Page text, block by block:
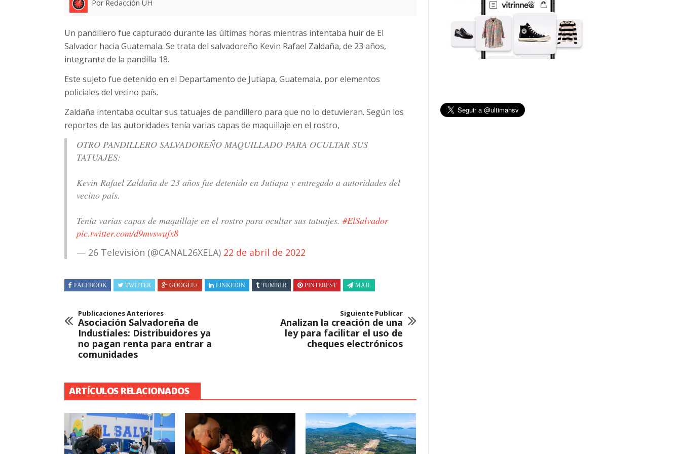
Por Redacción UH
Un pandillero fue capturado durante las últimas horas mientras intentaba huir de El
Salvador hacia Guatemala. Se trata del salvadoreño Kevin Rafael Zaldaña, de 23 años,
integrante de la pandilla 18.
Este sujeto fue detenido en el Departamento de Jutiapa, Guatemala, por elementos
policiales del vecino país.
Zaldaña intentaba ocultar sus tatuajes de pandillero para que no lo detuvieran. Según los
reportes de las autoridades tenía varias capas de maquillaje en el rostro,
OTRO PANDILLERO SALVADOREÑO MAQUILLADO PARA OCULTAR SUS
TATUAJES:
Kevin Rafael Zaldaña de 23 años fue detenido en Jutiapa y entregado a autoridades del
vecino país.
Tenía varias capas de maquillaje en el rostro para ocultar sus tatuajes. #ElSalvador
pic.twitter.com/d9mvswufx8
— 26 Televisión (@CANAL26XELA) 22 de abril de 2022
FACEBOOK TWITTER GOOGLE+ LINKEDIN TUMBLR PINTEREST MAIL
Publicaciones Anteriores
Asociación Salvadoreña de
Industiales: Distribuidores ya
no pagan renta para entrar a
comunidades
Siguiente Publicar
Analizan la creación de una
ley para facilitar el uso de
cheques electrónicos
ARTÍCULOS RELACIONADOS